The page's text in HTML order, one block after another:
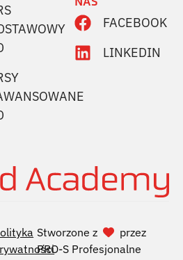
FACEBOOK
LINKEDIN
Stworzone z
przez
PRO-S Profesjonalne